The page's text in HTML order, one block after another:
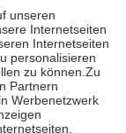
die tatsächlichen
Apotheken.
die
Euro je
Gesundheit zu